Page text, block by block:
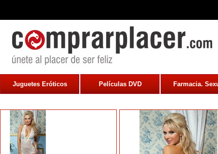
Juguetes Eróticos Películas DVD Farmacia.